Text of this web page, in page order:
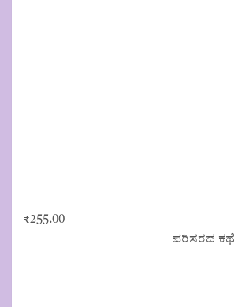
₹255.00
ಪರಿಸರದ ಕಥೆ